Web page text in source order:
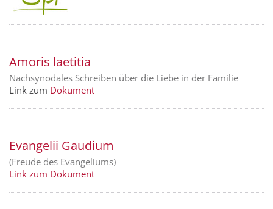
Amoris laetitia
Nachsynodales Schreiben über die Liebe in der Familie
Link zum Dokument
Evangelii Gaudium
(Freude des Evangeliums)
Link zum Dokument